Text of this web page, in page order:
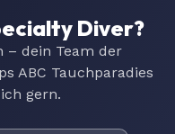
Diver?
– dein Team der
ABC Tauchparadies
gern.